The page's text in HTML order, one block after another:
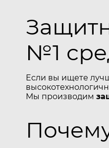
№1
Если вы ищете
Мы производим